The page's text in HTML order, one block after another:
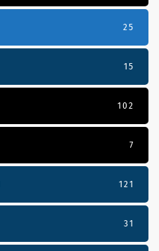
25
15
102
7
121
31